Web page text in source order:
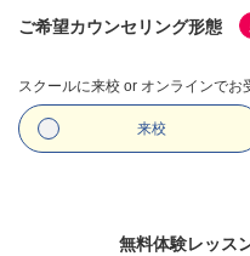
ご希望カウンセリング形態
スクールに来校 or オンラインでお
来校
無料体験レッス